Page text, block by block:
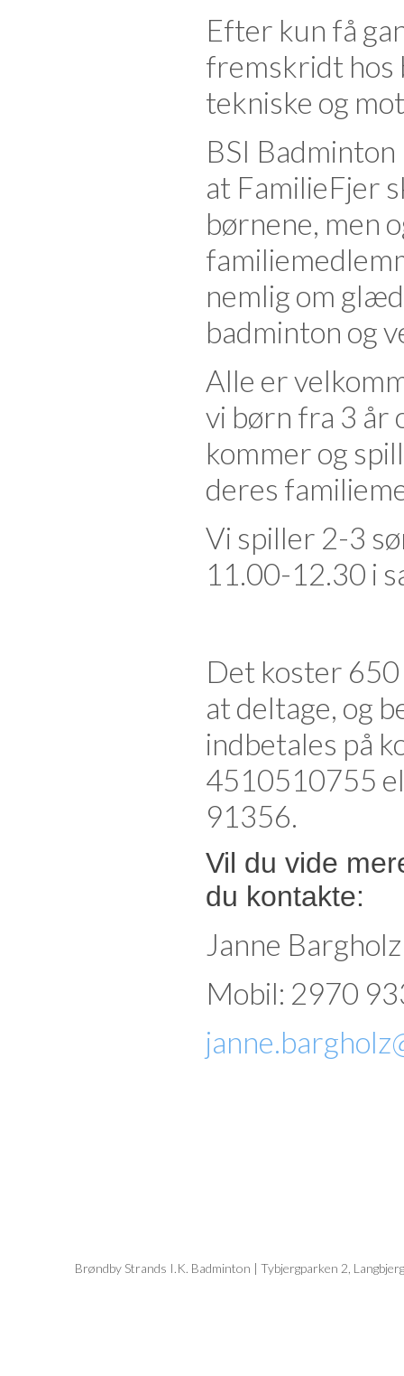
Efter kun få
fremskridt hos
tekniske og
BSI
at FamilieFjer
børnene, men
nemlig om
badminton og
Alle er
vi børn fra 3 år
kommer og
deres
Vi spiller 2-3
11.00-12.30 i
Det koster
at deltage, og
indbetales på
4510510755
91356.
Vil du vide
du kontakte:
Janne Bargholz
Mobil: 2970
Brøndby Strands I.K. Badminton | Tybjergparken 2,